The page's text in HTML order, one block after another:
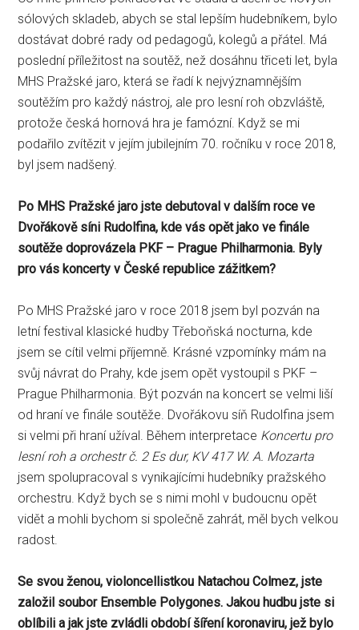
sólových skladeb, abych se stal lepším hudebníkem, bylo
dostávat dobré rady od pedagogů, kolegů a přátel. Má
poslední příležitost na soutěž, než dosáhnu třiceti let, byla
MHS Pražské jaro, která se řadí k nejvýznamnějším
soutěžím pro každý nástroj, ale pro lesní roh obzvláště,
protože česká hornová hra je famózní. Když se mi
podařilo zvítězit v jejím jubilejním 70. ročníku v roce 2018,
byl jsem nadšený.
Po MHS Pražské jaro jste debutoval v dalším roce ve
Dvořákově síni Rudolfina, kde vás opět jako ve finále
soutěže doprovázela PKF – Prague Philharmonia. Byly
pro vás koncerty v České republice zážitkem?
Po MHS Pražské jaro v roce 2018 jsem byl pozván na
letní festival klasické hudby Třeboňská nocturna, kde
jsem se cítil velmi příjemně. Krásné vzpomínky mám na
svůj návrat do Prahy, kde jsem opět vystoupil s PKF –
Prague Philharmonia. Být pozván na koncert se velmi liší
od hraní ve finále soutěže. Dvořákovu síň Rudolfina jsem
si velmi při hraní užíval. Během interpretace Koncertu pro
lesní roh a orchestr č. 2 Es dur, KV 417 W. A. Mozarta
jsem spolupracoval s vynikajícími hudebníky pražského
orchestru. Když bych se s nimi mohl v budoucnu opět
vidět a mohli bychom si společně zahrát, měl bych velkou
radost.
Se svou ženou, violoncellistkou Natachou Colmez, jste
založil soubor Ensemble Polygones. Jakou hudbu jste si
oblíbili a jak jste zvládli období šíření koronaviru, jež bylo